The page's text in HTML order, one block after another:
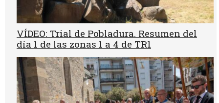
VÍDEO: Trial de Pobladura. Resumen del
día 1 de las zonas 1 a 4 de TR1